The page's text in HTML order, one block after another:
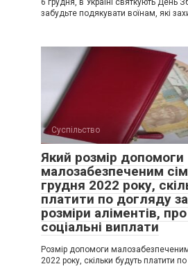
6 грудня, в Україні святкують День
забудьте подякувати воїнам, які
Суспільство
Який розмір допомоги
малозабезпеченим
грудня 2022 року,
платити по догляду
розміри аліментів, про
соціальні виплати
Розмір допомоги
2022 року, скільки будуть платити